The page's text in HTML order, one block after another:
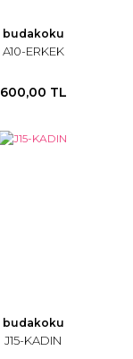
budakoku
A10-ERKEK
600,00 TL
budakoku
J15-KADIN